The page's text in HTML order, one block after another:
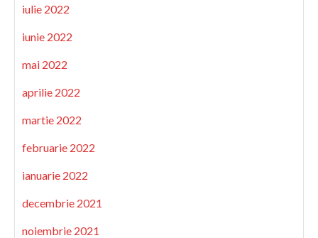
iulie 2022
iunie 2022
mai 2022
aprilie 2022
martie 2022
februarie 2022
ianuarie 2022
decembrie 2021
noiembrie 2021